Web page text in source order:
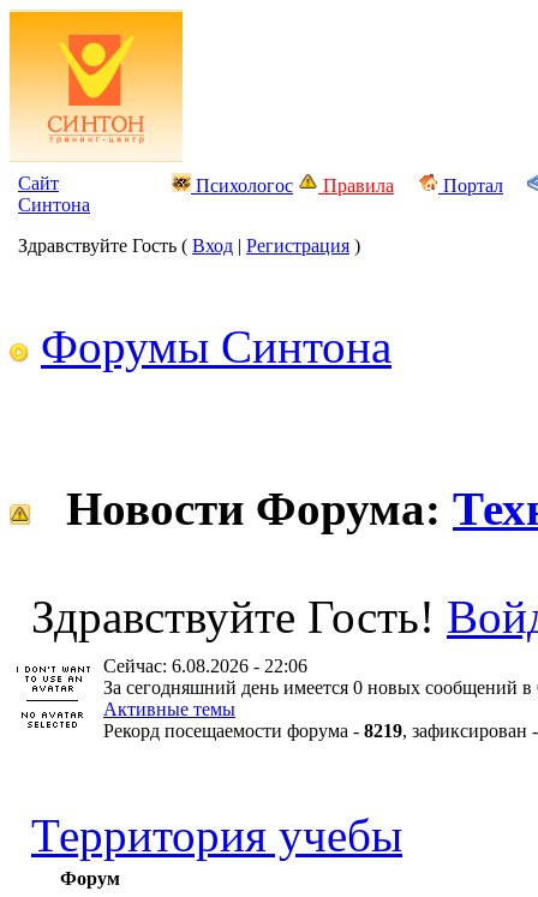
Сайт
Синтона
Психологос Правила Портал
Здравствуйте Гость ( Вход | Регистрация )
Форумы Синтона
Новости Форума:
Здравствуйте Гость!
Сейчас: 6.08.2026 - 22:06
За сегодняшний день имеется 0 новых сообщений в
Активные темы
Рекорд посещаемости форума - 8219, зафиксирован
Территория учебы
Форум